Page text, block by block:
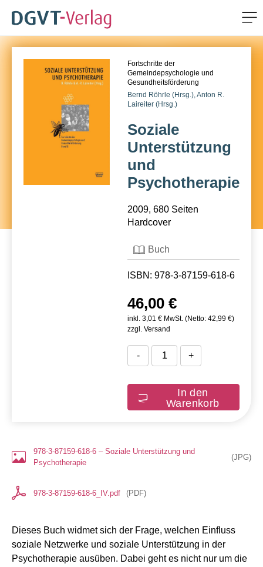
ZUR SUCHE SPRINGEN
Fortschritte der
Gemeindepsychologie und
Gesundheitsförderung
Bernd Röhrle (Hrsg.),Anton R.
Laireiter (Hrsg.)
Soziale
Unterstützung
und
Psychotherapie
2009, 680 Seiten
Hardcover
Buch
ISBN: 978-3-87159-618-6
46,00 €
inkl. 3,01 € MwSt. (Netto: 42,99 €)
zzgl. Versand
- +
In den
Warenkorb
978-3-87159-618-6 – Soziale Unterstützung und
Psychotherapie
(JPG)
978-3-87159-618-6_IV.pdf (PDF)
Dieses Buch widmet sich der Frage, welchen Einfluss
soziale Netzwerke und soziale Unterstützung in der
Psychotherapie ausüben. Dabei geht es nicht nur um die